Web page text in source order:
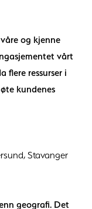
og kjenne
vårt
flere ressurser i
kundenes
Stavanger
geografi. Det